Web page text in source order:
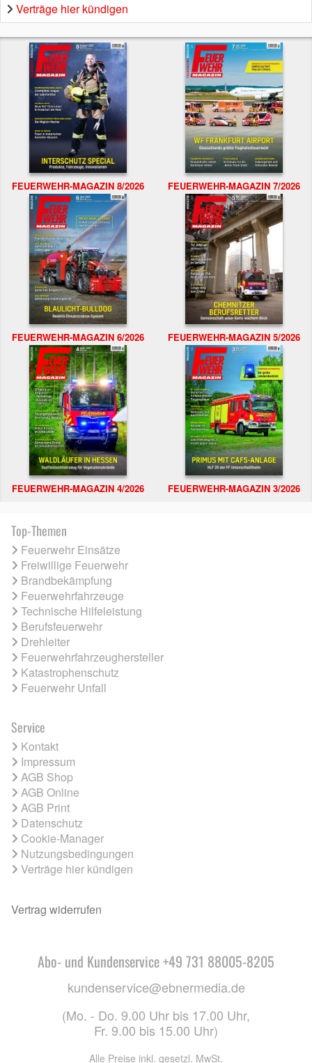
Verträge hier kündigen
FEUERWEHR-MAGAZIN 8/2026 FEUERWEHR-MAGAZIN 7/2026
FEUERWEHR-MAGAZIN 6/2026 FEUERWEHR-MAGAZIN 5/2026
FEUERWEHR-MAGAZIN 4/2026 FEUERWEHR-MAGAZIN 3/2026
Top-Themen
Feuerwehr Einsätze
Freiwillige Feuerwehr
Brandbekämpfung
Feuerwehrfahrzeuge
Technische Hilfeleistung
Berufsfeuerwehr
Drehleiter
Feuerwehrfahrzeughersteller
Katastrophenschutz
Feuerwehr Unfall
Service
Kontakt
Impressum
AGB Shop
AGB Online
AGB Print
Datenschutz
Cookie-Manager
Nutzungsbedingungen
Verträge hier kündigen
Vertrag widerrufen
Abo- und Kundenservice +49 731 88005-8205
kundenservice@ebnermedia.de
(Mo. - Do. 9.00 Uhr bis 17.00 Uhr,
Fr. 9.00 bis 15.00 Uhr)
Alle Preise inkl. gesetzl. MwSt.